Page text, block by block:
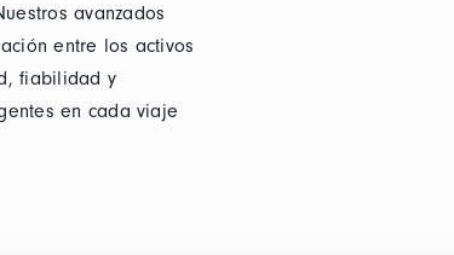
avanzados
entre los activos
fiabilidad y
en cada viaje